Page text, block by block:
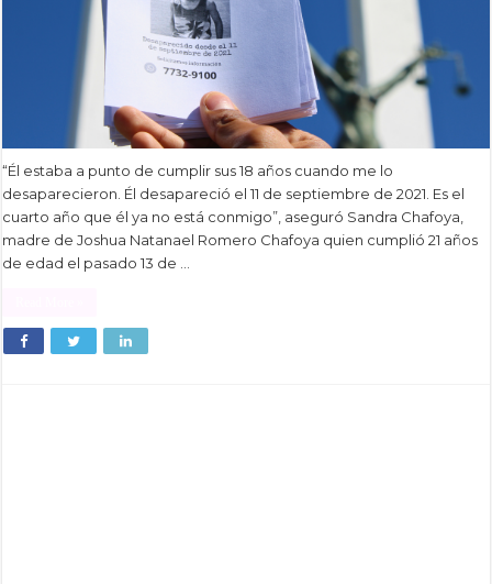
“Él estaba a punto de cumplir sus 18 años cuando me lo
desaparecieron. Él desapareció el 11 de septiembre de 2021. Es el
cuarto año que él ya no está conmigo”, aseguró Sandra Chafoya,
madre de Joshua Natanael Romero Chafoya quien cumplió 21 años
de edad el pasado 13 de …